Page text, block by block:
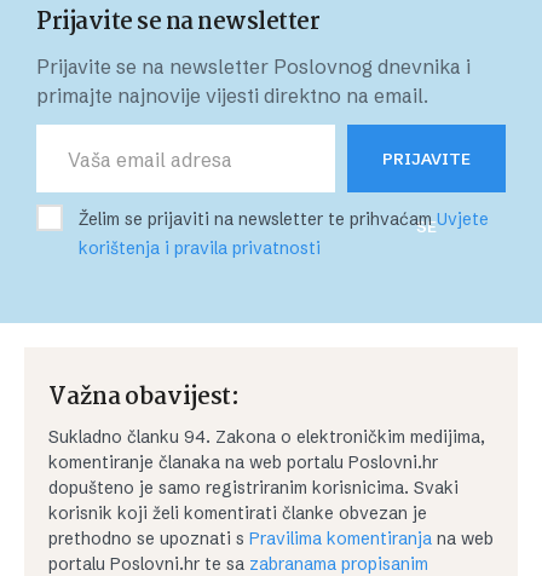
Prijavite se na newsletter
Prijavite se na newsletter Poslovnog dnevnika i
primajte najnovije vijesti direktno na email.
PRIJAVITE
SE
Želim se prijaviti na newsletter te prihvaćamUvjete
korištenja i pravila privatnosti
Važna obavijest:
Sukladno članku 94. Zakona o elektroničkim medijima,
komentiranje članaka na web portalu Poslovni.hr
dopušteno je samo registriranim korisnicima. Svaki
korisnik koji želi komentirati članke obvezan je
prethodno se upoznati s Pravilima komentiranja na web
portalu Poslovni.hr te sa zabranama propisanim